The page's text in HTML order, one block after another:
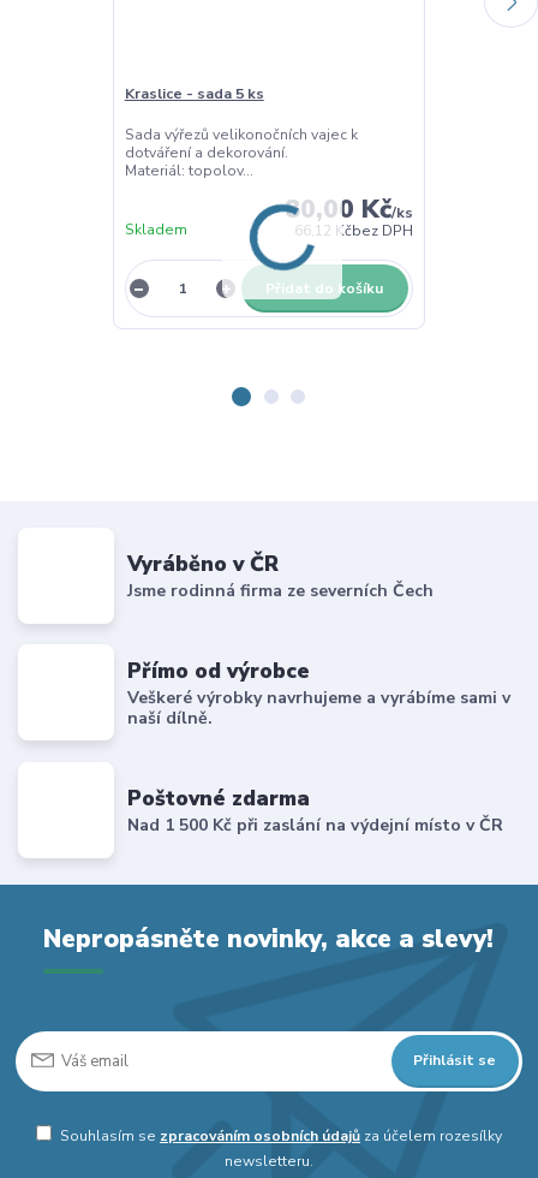
Kraslice - sada 5 ks
Sada výřezů velikonočních vajec k
dotváření a dekorování.
Materiál: topolov...
80,00 Kč/ks
66,12 Kčbez DPH
Skladem
Přidat do košíku
Vyráběno v ČR
Jsme rodinná firma ze severních Čech
Přímo od výrobce
Veškeré výrobky navrhujeme a vyrábíme sami v
naší dílně.
Poštovné zdarma
Nad 1 500 Kč při zaslání na výdejní místo v ČR
Nepropásněte novinky, akce a slevy!
Přihlásit se
Souhlasím se zpracováním osobních údajůza účelem rozesílky
newsletteru.